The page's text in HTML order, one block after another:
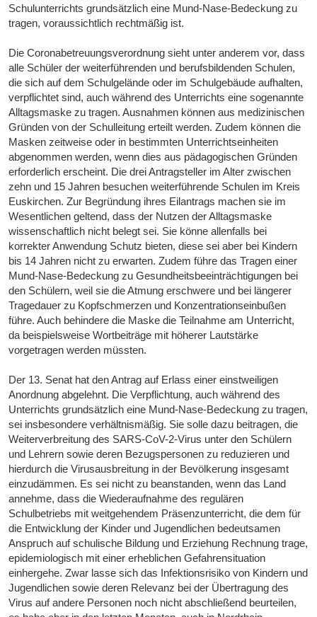
Schulunterrichts grundsätzlich eine Mund-Nase-Bedeckung zu
tragen, voraussichtlich rechtmäßig ist.
Die Coronabetreuungsverordnung sieht unter anderem vor, dass
alle Schüler der weiterführenden und berufsbildenden Schulen,
die sich auf dem Schulgelände oder im Schulgebäude aufhalten,
verpflichtet sind, auch während des Unterrichts eine sogenannte
Alltagsmaske zu tragen. Ausnahmen können aus medizinischen
Gründen von der Schulleitung erteilt werden. Zudem können die
Masken zeitweise oder in bestimmten Unterrichtseinheiten
abgenommen werden, wenn dies aus pädagogischen Gründen
erforderlich erscheint. Die drei Antragsteller im Alter zwischen
zehn und 15 Jahren besuchen weiterführende Schulen im Kreis
Euskirchen. Zur Begründung ihres Eilantrags machen sie im
Wesentlichen geltend, dass der Nutzen der Alltagsmaske
wissenschaftlich nicht belegt sei. Sie könne allenfalls bei
korrekter Anwendung Schutz bieten, diese sei aber bei Kindern
bis 14 Jahren nicht zu erwarten. Zudem führe das Tragen einer
Mund-Nase-Bedeckung zu Gesundheitsbeeinträchtigungen bei
den Schülern, weil sie die Atmung erschwere und bei längerer
Tragedauer zu Kopfschmerzen und Konzentrationseinbußen
führe. Auch behindere die Maske die Teilnahme am Unterricht,
da beispielsweise Wortbeiträge mit höherer Lautstärke
vorgetragen werden müssten.
Der 13. Senat hat den Antrag auf Erlass einer einstweiligen
Anordnung abgelehnt. Die Verpflichtung, auch während des
Unterrichts grundsätzlich eine Mund-Nase-Bedeckung zu tragen,
sei insbesondere verhältnismäßig. Sie solle dazu beitragen, die
Weiterverbreitung des SARS-CoV-2-Virus unter den Schülern
und Lehrern sowie deren Bezugspersonen zu reduzieren und
hierdurch die Virusausbreitung in der Bevölkerung insgesamt
einzudämmen. Es sei nicht zu beanstanden, wenn das Land
annehme, dass die Wiederaufnahme des regulären
Schulbetriebs mit weitgehendem Präsenzunterricht, die dem für
die Entwicklung der Kinder und Jugendlichen bedeutsamen
Anspruch auf schulische Bildung und Erziehung Rechnung trage,
epidemiologisch mit einer erheblichen Gefahrensituation
einhergehe. Zwar lasse sich das Infektionsrisiko von Kindern und
Jugendlichen sowie deren Relevanz bei der Übertragung des
Virus auf andere Personen noch nicht abschließend beurteilen,